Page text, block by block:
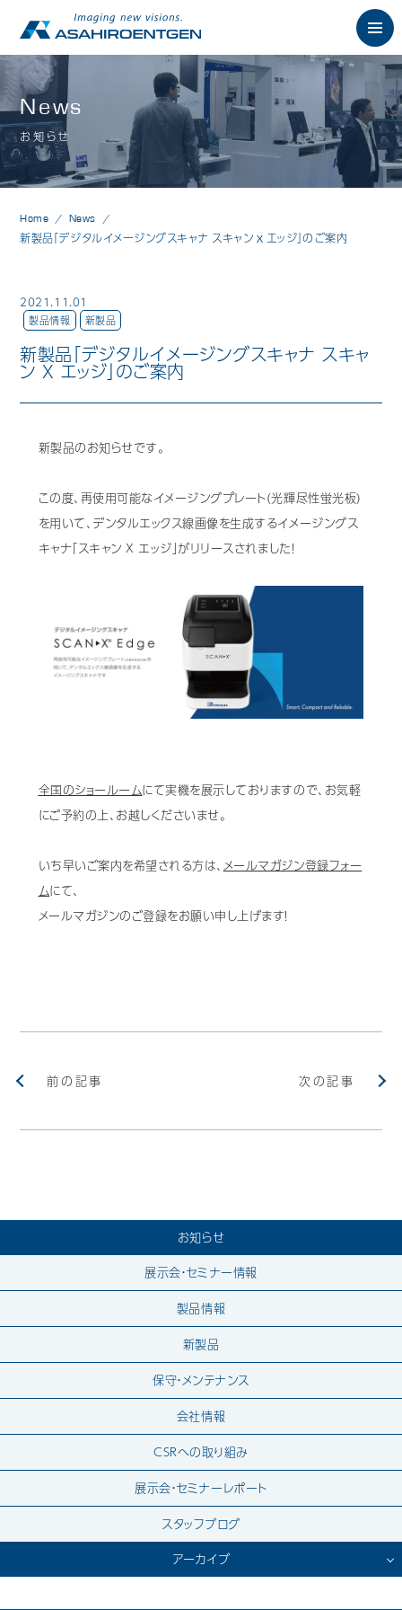
News お知らせ
Philosophy 朝日の想い
Product 製品情報
オーラルスキャナ製品
歯科用口腔内カメラ
耳鼻科用X線製品
Cases 導入事例
営業所・ショールーム
Support 保守・サポート
Contact お問い合わせ
News
お知らせ
Home
News
新製品「デジタルイメージングスキャナ スキャン X エッジ」のご案内
2021.11.01
製品情報 新製品
新製品「デジタルイメージングスキャナ スキャ
ン X エッジ」のご案内
新製品のお知らせです。
この度、再使用可能なイメージングプレート(光輝尽性蛍光板)
を用いて、デンタルエックス線画像を生成するイメージングス
キャナ「スキャン X エッジ」がリリースされました！
全国のショールームにて実機を展示しておりますので、お気軽
にご予約の上、お越しくださいませ。
いち早いご案内を希望される方は、 メールマガジン登録フォー
ムにて、
メールマガジンのご登録をお願い申し上げます！
前の記事 次の記事
お知らせ
展示会・セミナー情報
製品情報
新製品
保守・メンテナンス
会社情報
CSRへの取り組み
展示会・セミナーレポート
スタッフブログ
アーカイブ